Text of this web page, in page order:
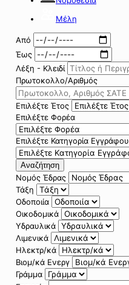
Μέλη
Από
Έως
Λέξη - Κλειδί
Πρωτοκολλο/Αριθμός
Επιλέξτε Έτος
Επιλέξτε Φορέα
Επιλέξτε Κατηγορία Εγγράφου
Αναζήτηση
Νομός Έδρας
Τάξη
Οδοποιία
Οικοδομικά
Υδραυλικά
Λιμενικά
Ηλεκτρ/κά
Βιομ/κά Ενεργ
Γράμμα